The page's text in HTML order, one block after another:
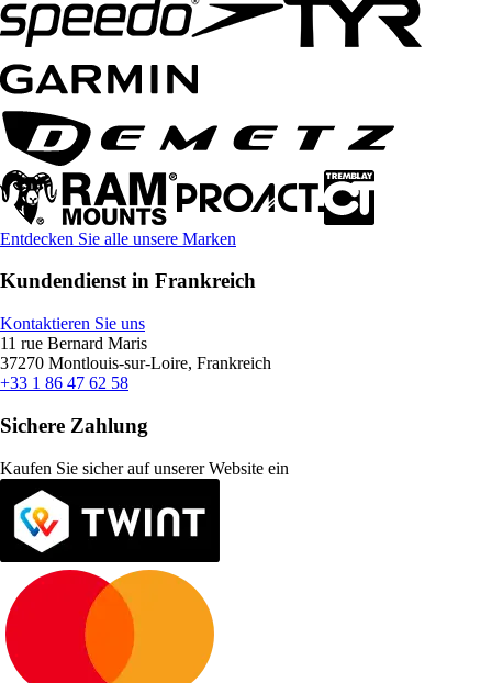
Entdecken Sie alle unsere Marken
Kundendienst in Frankreich
Kontaktieren Sie uns
11 rue Bernard Maris
37270 Montlouis-sur-Loire, Frankreich
+33 1 86 47 62 58
Sichere Zahlung
Kaufen Sie sicher auf unserer Website ein